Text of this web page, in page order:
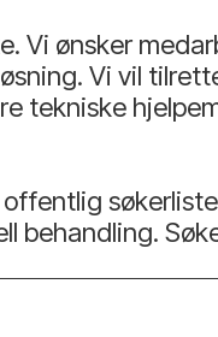
Vi ønsker
Vi vil
tekniske
behandling.